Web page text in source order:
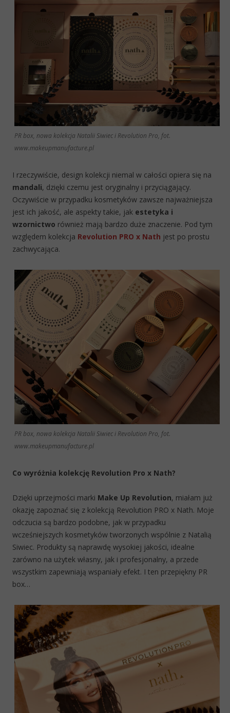
PR box, nowa kolekcja Natalii Siwiec i Revolution Pro, fot.
www.makeupmanufacture.pl
I rzeczywiście, design kolekcji niemal w całości opiera się na
mandali, dzięki czemu jest oryginalny i przyciągający.
Oczywiście w przypadku kosmetyków zawsze najważniejsza
jest ich jakość, ale aspekty takie, jak estetyka i
wzornictwo również mają bardzo duże znaczenie. Pod tym
względem kolekcja Revolution PRO x Nath jest po prostu
zachwycająca.
PR box, nowa kolekcja Natalii Siwiec i Revolution Pro, fot.
www.makeupmanufacture.pl
Co wyróżnia kolekcję Revolution Pro x Nath?
Dzięki uprzejmości marki Make Up Revolution, miałam już
okazję zapoznać się z kolekcją Revolution PRO x Nath. Moje
odczucia są bardzo podobne, jak w przypadku
wcześniejszych kosmetyków tworzonych wspólnie z Natalią
Siwiec. Produkty są naprawdę wysokiej jakości, idealne
zarówno na użytek własny, jak i profesjonalny, a przede
wszystkim zapewniają wspaniały efekt. I ten przepiękny PR
box…